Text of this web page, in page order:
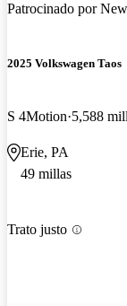
Patrocinado por
2025 Volkswagen Taos
S 4Motion 5,588
Erie, PA
49 millas
Trato justo